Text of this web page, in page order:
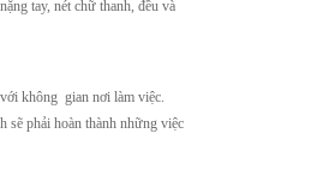
tay, nét chữ thanh, đều và
không gian nơi làm việc.
sẽ phải hoàn thành những việc